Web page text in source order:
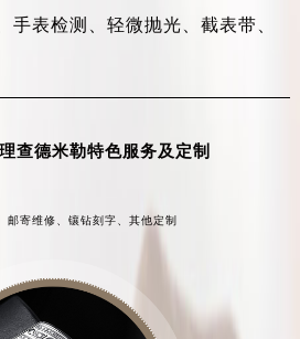
手表检测、 轻微抛光、 截表带、
查德米勒特色服务及定制
邮寄维修、 镶钻刻字、 其他定制